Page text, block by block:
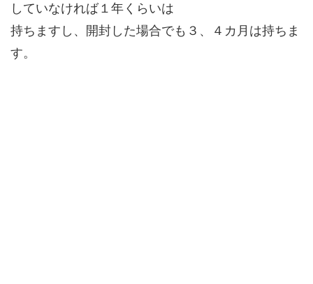
していなければ１年くらいは
持ちますし、開封した場合でも３、４カ月は持ちま
す。